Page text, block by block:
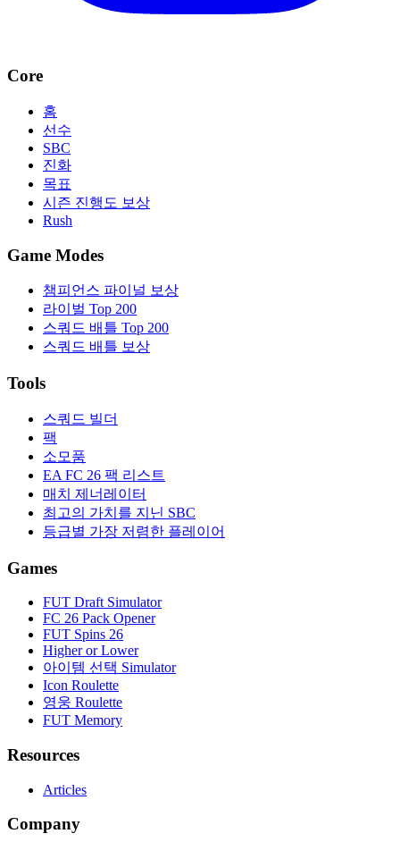
Core
홈
선수
SBC
진화
목표
시즌 진행도 보상
Rush
Game Modes
챔피언스 파이널 보상
라이벌 Top 200
스쿼드 배틀 Top 200
스쿼드 배틀 보상
Tools
스쿼드 빌더
팩
소모품
EA FC 26 팩 리스트
매치 제너레이터
최고의 가치를 지닌 SBC
등급별 가장 저렴한 플레이어
Games
FUT Draft Simulator
FC 26 Pack Opener
FUT Spins 26
Higher or Lower
아이템 선택 Simulator
Icon Roulette
영웅 Roulette
FUT Memory
Resources
Articles
Company